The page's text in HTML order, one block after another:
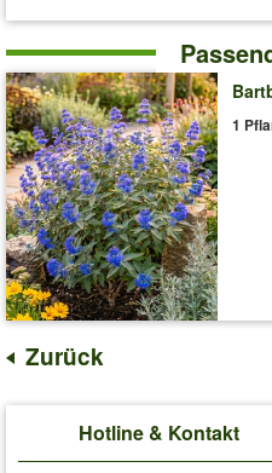
1
Zurück
Hotline & Kontakt